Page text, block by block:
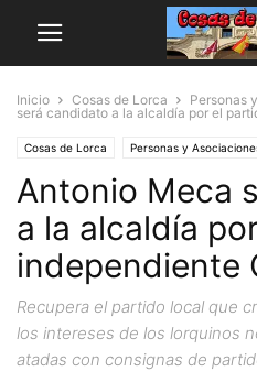
Inicio Cosas de Lorca Personas
será candidato a la alcaldía por el
Cosas de Lorca Personas y
Antonio Meca
a la alcaldía
independiente
Recupera el partido local que
los intereses de los lorquinos
atadas con consignas de